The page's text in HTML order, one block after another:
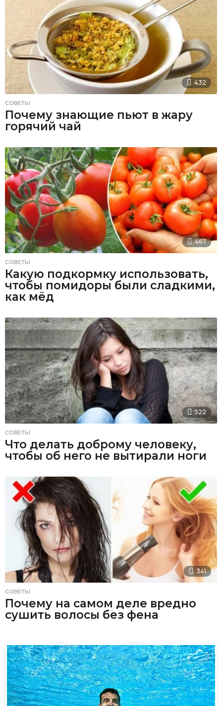
432
СОВЕТЫ
Почему знающие пьют в жару
горячий чай
467
СОВЕТЫ
Какую подкормку использовать,
чтобы помидоры были сладкими,
как мёд
522
СОВЕТЫ
Что делать доброму человеку,
чтобы об него не вытирали ноги
341
СОВЕТЫ
Почему на самом деле вредно
сушить волосы без фена